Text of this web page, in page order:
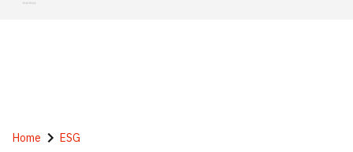
Home ESG